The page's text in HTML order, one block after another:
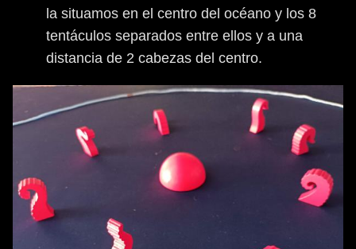
la situamos en el centro del océano y los 8
tentáculos separados entre ellos y a una
distancia de 2 cabezas del centro.